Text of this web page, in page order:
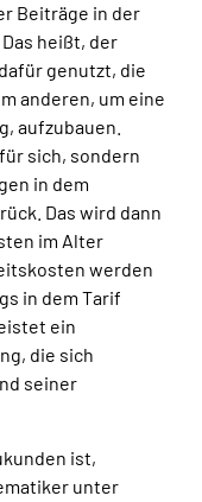
Beiträge in der
heißt, der
genutzt, die
anderen, um eine
aufzubauen.
sich, sondern
in dem
Das wird dann
im Alter
werden
in dem Tarif
ein
die sich
seiner
ist,
unter